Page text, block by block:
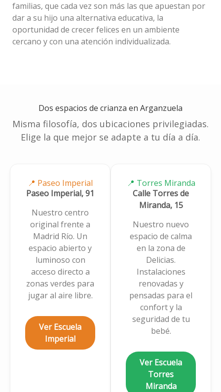
Psicóloga
Blanca
Guerrero
Izquierdo
Cañizares
Educadora
familias, que cada vez son más las que apuestan por
dar a su hijo una alternativa educativa, la
oportunidad de crecer felices en un ambiente
cercano y con una atención individualizada.
Dos espacios de crianza en Arganzuela
Misma filosofía, dos ubicaciones privilegiadas.
Elige la que mejor se adapte a tu día a día.
📍 Paseo Imperial
Paseo Imperial, 91
Nuestro centro
original frente a
Madrid Río. Un
espacio abierto y
luminoso con
acceso directo a
zonas verdes para
jugar al aire libre.
Ver Escuela
Imperial
📍 Torres Miranda
Calle Torres de
Miranda, 15
Nuestro nuevo
espacio de calma
en la zona de
Delicias.
Instalaciones
renovadas y
pensadas para el
confort y la
seguridad de tu
bebé.
Ver Escuela
Torres
Miranda